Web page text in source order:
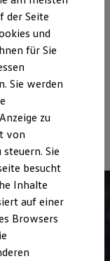
Updates
Reifenformat
wie z. B.
und neben
sowie dem
den
die
der Seite
und
für Sie
Sie werden
zu
von
steuern. Sie
besucht
Inhalte
auf einer
Browsers